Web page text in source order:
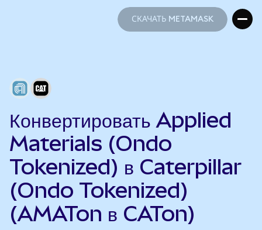
СКАЧАТЬ METAMASK
Конвертировать Applied
Materials (Ondo
Tokenized) в Caterpillar
(Ondo Tokenized)
(AMATon в CATon)